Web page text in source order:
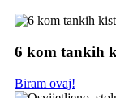
6 kom tankih
Biram ovaj!